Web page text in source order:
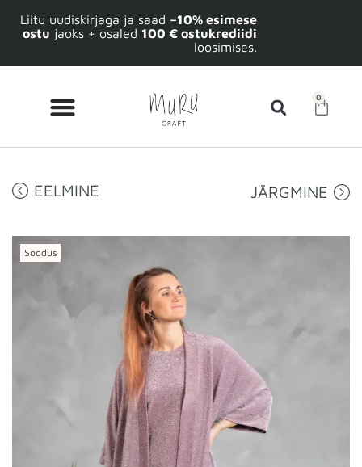
Liitu uudiskirjaga ja saad –10% esimese
ostu jaoks + osaled 100 € ostukrediidi
loosimises.
0
EELMINE JÄRGMINE
Soodus